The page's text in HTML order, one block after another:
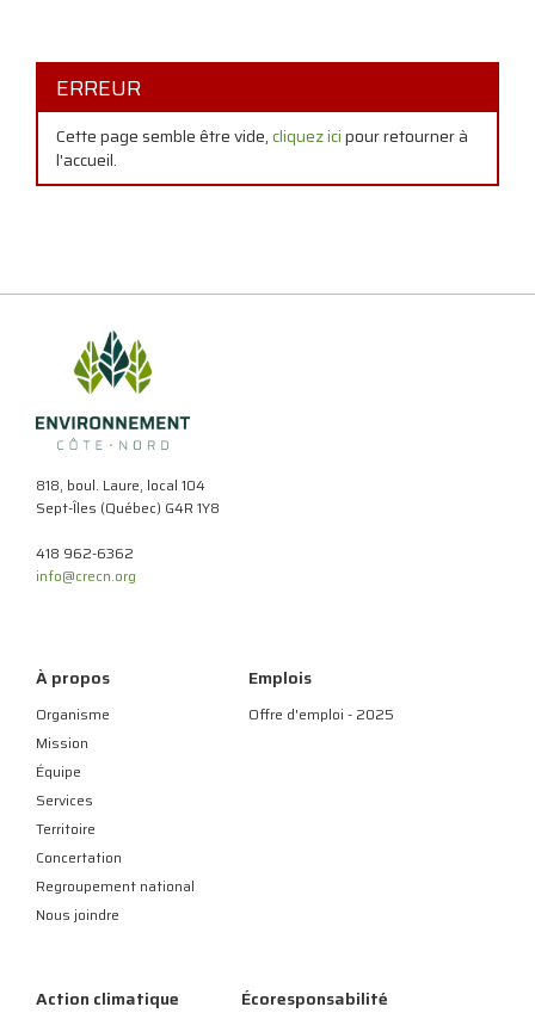
ERREUR
Cette page semble être vide,cliquez icipour retourner à
l'accueil.
818, boul. Laure, local 104
Sept-Îles (Québec) G4R 1Y8
418 962-6362
info@crecn.org
À propos
Organisme
Mission
Équipe
Services
Territoire
Concertation
Regroupement national
Nous joindre
Emplois
Offre d'emploi - 2025
Action climatique Écoresponsabilité